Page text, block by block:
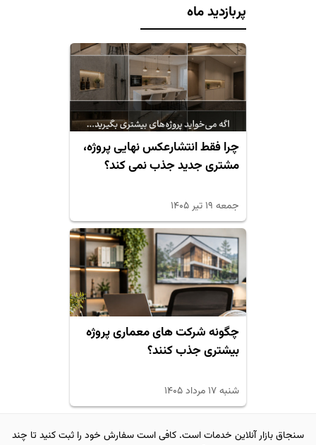
پربازدید ماه
چرا فقط انتشارعکس نهایی پروژه،
مشتری جدید جذب نمی کند؟
جمعه ۱۹ تیر ۱۴۰۵
چگونه شرکت های معماری پروژه
بیشتری جذب کنند؟
شنبه ۱۷ مرداد ۱۴۰۵
سنجاق بازار آنلاین خدمات است. کافی است سفارش خود را ثبت کنید تا چند